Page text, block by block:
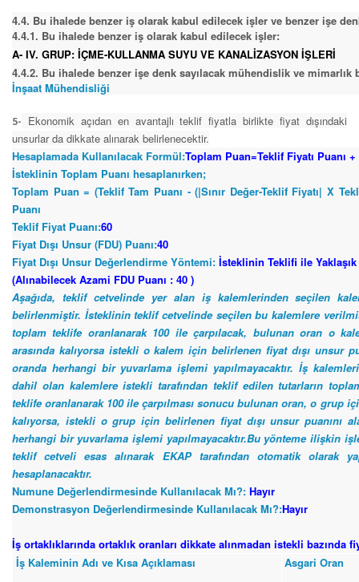
4.4. Bu ihalede benzer iş olarak kabul edilecek işler ve benzer işe
4.4.1. Bu ihalede benzer iş olarak kabul edilecek işler:
A- IV. GRUP: İÇME-KULLANMA SUYU VE KANALİZASYON İŞLERİ
4.4.2. Bu ihalede benzer işe denk sayılacak mühendislik ve mimarlık
İnşaat Mühendisliği
5- Ekonomik açıdan en avantajlı teklif fiyatla birlikte fiyat dışındaki
unsurlar da dikkate alınarak belirlenecektir.
Hesaplamada Kullanılacak Formül:Toplam Puan=Teklif Fiyatı Puanı +
İsteklinin Toplam Puanı hesaplanırken;
Toplam Puan = (Teklif Tam Puanı - (|Sınır Değer-Teklif Fiyatı| X
Puanı
Teklif Fiyat Puanı:60
Fiyat Dışı Unsur (FDU) Puanı:40
Fiyat Dışı Unsur Değerlendirme Yöntemi: İsteklinin Teklifi ile
(Alınabilecek Azami FDU Puanı : 40 )
Aşağıda, teklif cetvelinde yer alan iş kalemlerinden seçilen
belirlenmiştir. İsteklinin teklif cetvelinde seçilen bu kalemlere
toplam teklife oranlanarak 100 ile çarpılacak, bulunan oran o
arasında kalıyorsa istekli o kalem için belirlenen fiyat dışı unsur
oranda herhangi bir yuvarlama işlemi yapılmayacaktır. İş
dahil olan kalemlere istekli tarafından teklif edilen tutarların
teklife oranlanarak 100 ile çarpılması sonucu bulunan oran, o grup
kalıyorsa, istekli o grup için belirlenen fiyat dışı unsur puanını
herhangi bir yuvarlama işlemi yapılmayacaktır.Bu yönteme ilişkin
teklif cetveli esas alınarak EKAP tarafından otomatik olarak
hesaplanacaktır.
Numune Değerlendirmesinde Kullanılacak Mı?: Hayır
Demonstrasyon Değerlendirmesinde Kullanılacak Mı?:Hayır
İş ortaklıklarında ortaklık oranları dikkate alınmadan istekli bazında
İş Kaleminin Adı ve Kısa Açıklaması
Asgari Oran